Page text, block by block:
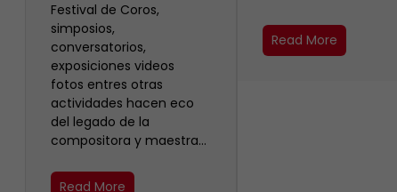
Festival de Coros,
simposios,
conversatorios,
exposiciones videos
fotos entres otras
actividades hacen eco
del legado de la
compositora y maestra…
Read More
Read More